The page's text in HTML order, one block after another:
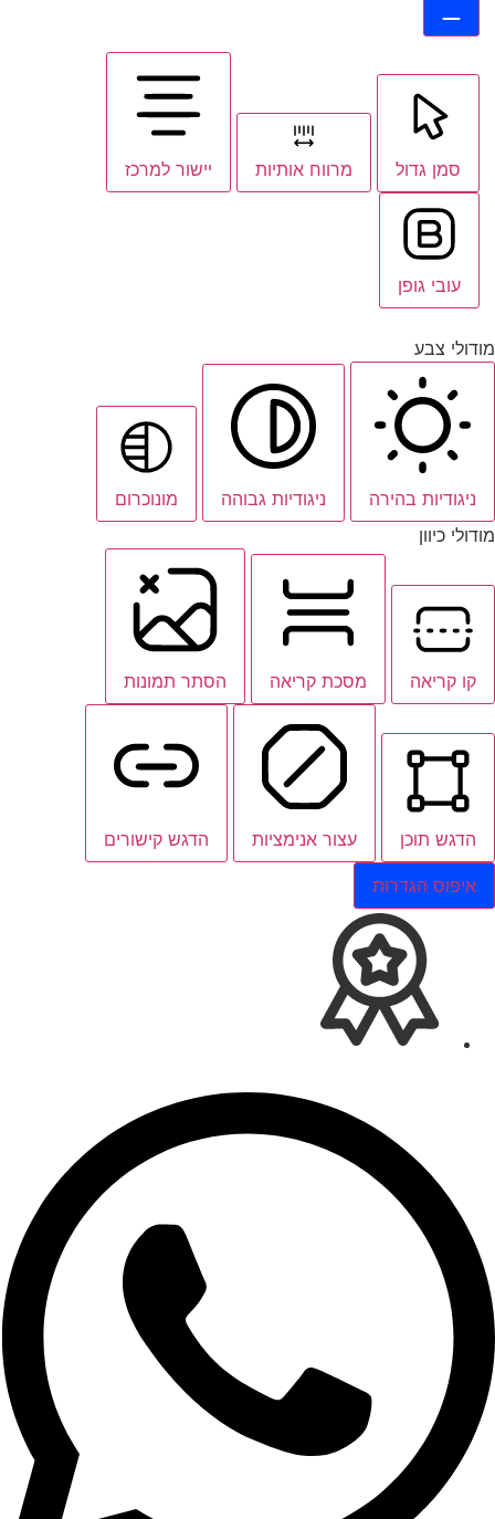
סמן גדול מרווח אותיות יישור למרכז
עובי גופן
מודולי צבע
ניגודיות בהירה ניגודיות גבוהה
מונוכרום
מודולי כיוון
קו קריאה מסכת קריאה הסתר תמונות
הדגש תוכן עצור אנימציות הדגש קישורים
איפוס הגדרות